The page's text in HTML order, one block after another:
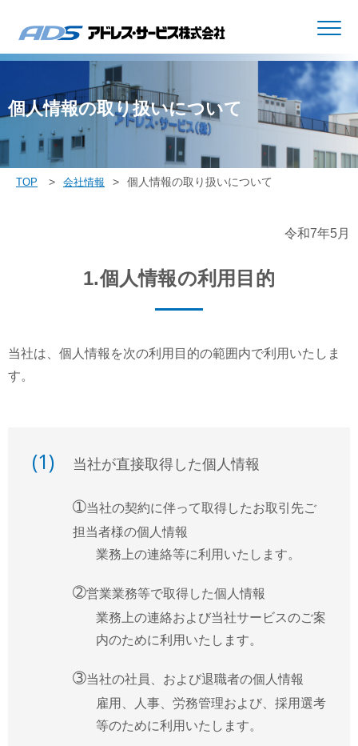
個人情報の取り扱いについて
TOP 会社情報 個人情報の取り扱いについて
令和7年5月
1.個人情報の利用目的
当社は、個人情報を次の利用目的の範囲内で利用いたしま
す。
(1) 当社が直接取得した個人情報
➀当社の契約に伴って取得したお取引先ご
担当者様の個人情報
業務上の連絡等に利用いたします。
➁営業業務等で取得した個人情報
業務上の連絡および当社サービスのご案
内のために利用いたします。
➂当社の社員、および退職者の個人情報
雇用、人事、労務管理および、採用選考
等のために利用いたします。